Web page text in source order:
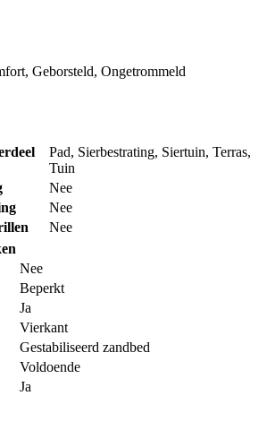
, Geborsteld, Ongetrommeld
Pad, Sierbestrating, Siertuin, Terras,
Tuin
Nee
Nee
Nee
Nee
Beperkt
Ja
Vierkant
Gestabiliseerd zandbed
Voldoende
Ja